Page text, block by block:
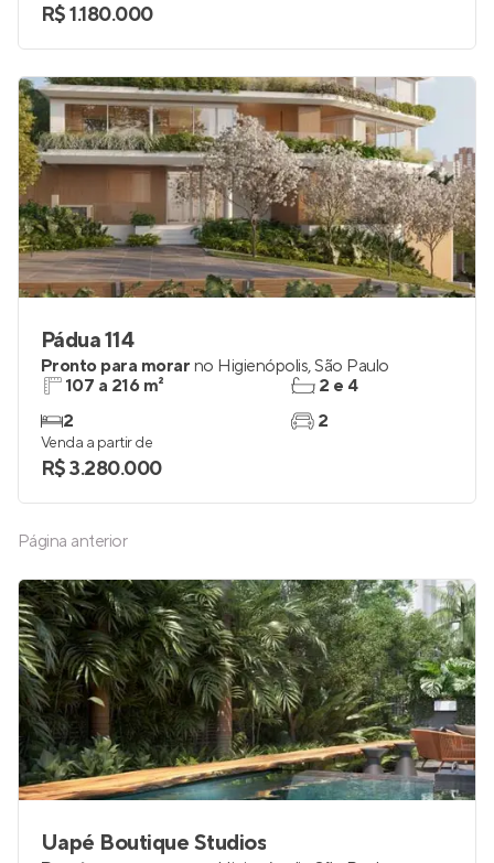
Página anterior
R$ 1.180.000
Pádua 114
Pronto para morar no Higienópolis,São Paulo
107 a 216 m²
2
2 e 4
2
Venda a partir de
R$ 3.280.000
Uapé Boutique Studios